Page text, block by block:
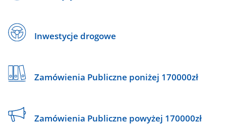
Inwestycje drogowe
Zamówienia Publiczne poniżej 170000zł
Zamówienia Publiczne powyżej 170000zł